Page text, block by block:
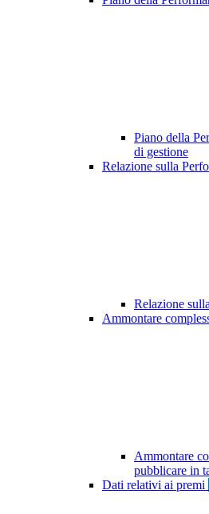
Piano della
di gestione
Relazione sulla
Relazione
Ammontare
Ammontare
pubblicare in
Dati relativi ai premi